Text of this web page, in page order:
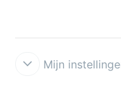
Mijn